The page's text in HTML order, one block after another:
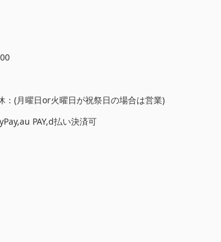
：(月曜日or火曜日が祝祭日の場合は営業)
PAY,d払い決済可